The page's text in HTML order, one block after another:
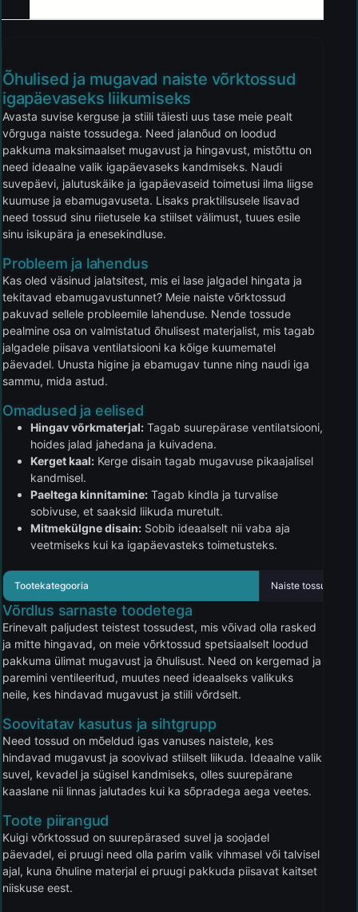
Õhulised ja mugavad naiste võrktossud
igapäevaseks liikumiseks
Avasta suvise kerguse ja stiili täiesti uus tase meie pealt
võrguga naiste tossudega. Need jalanõud on loodud
pakkuma maksimaalset mugavust ja hingavust, mistõttu on
need ideaalne valik igapäevaseks kandmiseks. Naudi
suvepäevi, jalutuskäike ja igapäevaseid toimetusi ilma liigse
kuumuse ja ebamugavuseta. Lisaks praktilisusele lisavad
need tossud sinu riietusele ka stiilset välimust, tuues esile
sinu isikupära ja enesekindluse.
Probleem ja lahendus
Kas oled väsinud jalatsitest, mis ei lase jalgadel hingata ja
tekitavad ebamugavustunnet? Meie naiste võrktossud
pakuvad sellele probleemile lahenduse. Nende tossude
pealmine osa on valmistatud õhulisest materjalist, mis tagab
jalgadele piisava ventilatsiooni ka kõige kuumematel
päevadel. Unusta higine ja ebamugav tunne ning naudi iga
sammu, mida astud.
Omadused ja eelised
Hingav võrkmaterjal: Tagab suurepärase ventilatsiooni,
hoides jalad jahedana ja kuivadena.
Kerget kaal: Kerge disain tagab mugavuse pikaajalisel
kandmisel.
Paeltega kinnitamine: Tagab kindla ja turvalise
sobivuse, et saaksid liikuda muretult.
Mitmekülgne disain: Sobib ideaalselt nii vaba aja
veetmiseks kui ka igapäevasteks toimetusteks.
Tootekategooria Naiste tossud
Võrdlus sarnaste toodetega
Erinevalt paljudest teistest tossudest, mis võivad olla rasked
ja mitte hingavad, on meie võrktossud spetsiaalselt loodud
pakkuma ülimat mugavust ja õhulisust. Need on kergemad ja
paremini ventileeritud, muutes need ideaalseks valikuks
neile, kes hindavad mugavust ja stiili võrdselt.
Soovitatav kasutus ja sihtgrupp
Need tossud on mõeldud igas vanuses naistele, kes
hindavad mugavust ja soovivad stiilselt liikuda. Ideaalne valik
suvel, kevadel ja sügisel kandmiseks, olles suurepärane
kaaslane nii linnas jalutades kui ka sõpradega aega veetes.
Toote piirangud
Kuigi võrktossud on suurepärased suvel ja soojadel
päevadel, ei pruugi need olla parim valik vihmasel või talvisel
ajal, kuna õhuline materjal ei pruugi pakkuda piisavat kaitset
niiskuse eest.